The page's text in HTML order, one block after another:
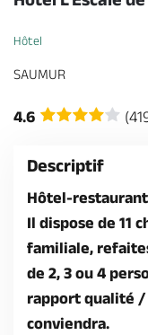
Séjours, cadeaux
Brochures & Cartes
Hôtel
SAUMUR
4.6
Descriptif
Hôtel-restaurant
Il dispose de 11
familiale,
de 2, 3 ou 4
rapport qualité /
conviendra.